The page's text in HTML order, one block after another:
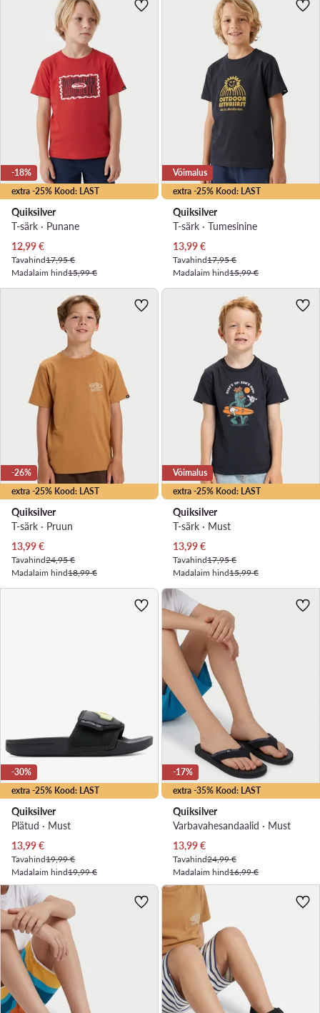
extra -25% Kood: LAST
-18%
Quiksilver
T-särk · Punane
Praegune hind
12,99€
Tavahind17,95 €
Madalaim hind15,99 €
extra -25% Kood: LAST
Võimalus
Quiksilver
T-särk · Tumesinine
Praegune hind
13,99€
Tavahind17,95 €
Madalaim hind15,99 €
extra -25% Kood: LAST
-26%
Quiksilver
T-särk · Pruun
Praegune hind
13,99€
Tavahind24,95 €
Madalaim hind18,99 €
extra -25% Kood: LAST
Võimalus
Quiksilver
T-särk · Must
Praegune hind
13,99€
Tavahind17,95 €
Madalaim hind15,99 €
extra -25% Kood: LAST
-30%
Quiksilver
Plätud · Must
Praegune hind
13,99€
Tavahind19,99 €
Madalaim hind19,99 €
extra -35% Kood: LAST
-17%
Quiksilver
Varbavahesandaalid · Must
Praegune hind
13,99€
Tavahind24,99 €
Madalaim hind16,99 €